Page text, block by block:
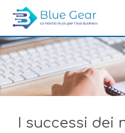
I successi dei